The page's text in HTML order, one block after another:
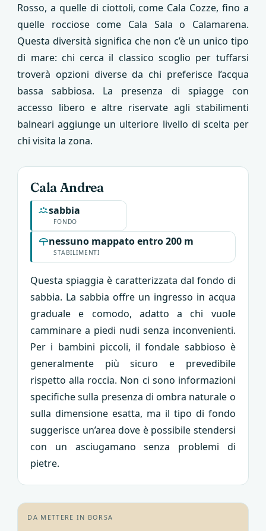
Rosso, a quelle di ciottoli, come Cala Cozze, fino a
quelle rocciose come Cala Sala o Calamarena.
Questa diversità significa che non c’è un unico tipo
di mare: chi cerca il classico scoglio per tuffarsi
troverà opzioni diverse da chi preferisce l’acqua
bassa sabbiosa. La presenza di spiagge con
accesso libero e altre riservate agli stabilimenti
balneari aggiunge un ulteriore livello di scelta per
chi visita la zona.
Cala Andrea
FONDO
sabbia
STABILIMENTI
nessuno mappato entro 200 m
Questa spiaggia è caratterizzata dal fondo di
sabbia. La sabbia offre un ingresso in acqua
graduale e comodo, adatto a chi vuole
camminare a piedi nudi senza inconvenienti.
Per i bambini piccoli, il fondale sabbioso è
generalmente più sicuro e prevedibile
rispetto alla roccia. Non ci sono informazioni
specifiche sulla presenza di ombra naturale o
sulla dimensione esatta, ma il tipo di fondo
suggerisce un’area dove è possibile stendersi
con un asciugamano senza problemi di
pietre.
DA METTERE IN BORSA